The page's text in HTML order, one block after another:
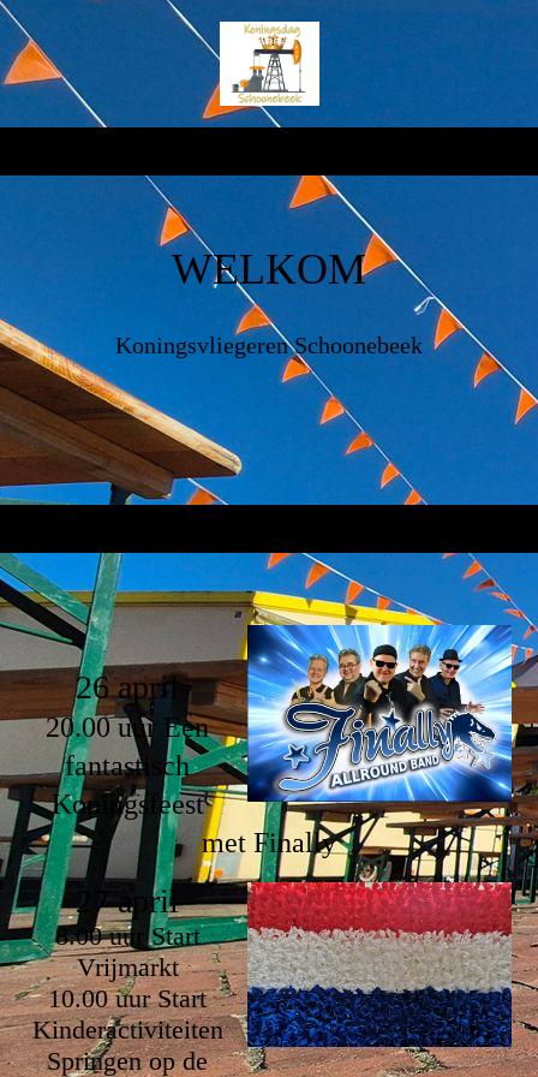
WELKOM
Koningsvliegeren Schoonebeek
26 april
20.00 uur Een
fantastisch
Koningsfeest
met Finally
27 april
8.00 uur Start
Vrijmarkt
10.00 uur Start
Kinderactiviteiten
Springen op de